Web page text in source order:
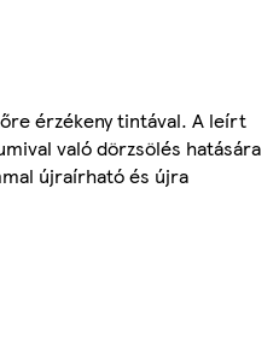
érzékeny tintával. A leírt
való dörzsölés hatására
újraírható és újra